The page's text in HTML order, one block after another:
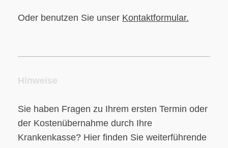
Oder benutzen Sie unser Kontaktformular.
Hinweise
Sie haben Fragen zu Ihrem ersten Termin oder
der Kostenübernahme durch Ihre
Krankenkasse? Hier finden Sie weiterführende